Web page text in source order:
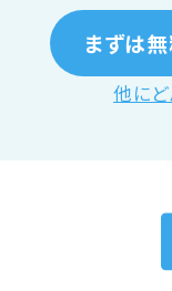
まずは
他に